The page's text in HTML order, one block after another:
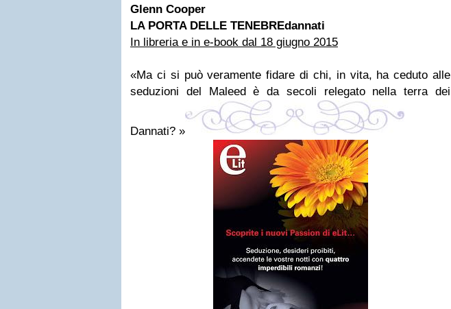
Glenn Cooper
LA PORTA DELLE TENEBREdannati
In libreria e in e-book dal 18 giugno 2015
«Ma ci si può veramente fidare di chi, in vita, ha ceduto alle
seduzioni del Maleed è da secoli relegato nella terra dei
Dannati? »